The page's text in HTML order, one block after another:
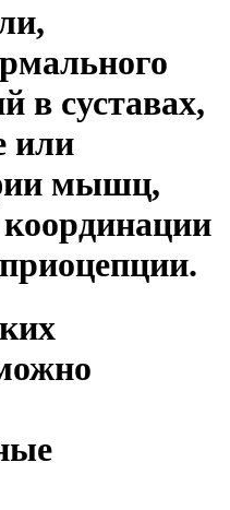
в суставах,
или
мышц,
координации